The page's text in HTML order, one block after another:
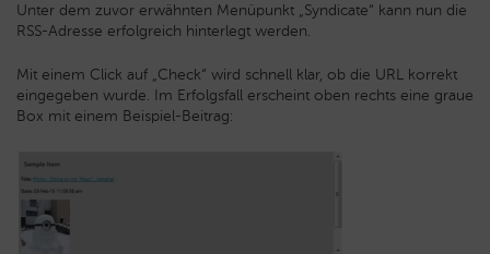
Unter dem zuvor erwähnten Menüpunkt „Syndicate“ kann nun die
RSS-Adresse erfolgreich hinterlegt werden.
Mit einem Click auf „Check“ wird schnell klar, ob die URL korrekt
eingegeben wurde. Im Erfolgsfall erscheint oben rechts eine graue
Box mit einem Beispiel-Beitrag: